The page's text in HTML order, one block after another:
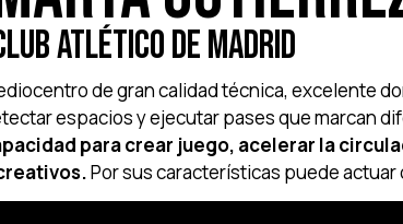
Atlético de Madrid
de gran calidad técnica, excelente
espacios y ejecutar pases que marcan
para crear juego, acelerar la
Por sus características puede